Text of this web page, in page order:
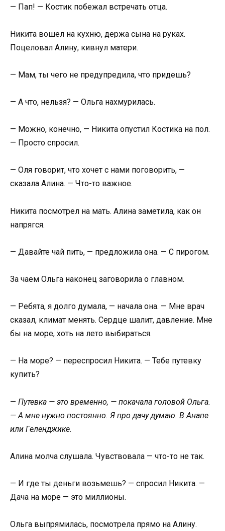
— Пап! — Костик побежал встречать отца.
Никита вошел на кухню, держа сына на руках.
Поцеловал Алину, кивнул матери.
— Мам, ты чего не предупредила, что придешь?
— А что, нельзя? — Ольга нахмурилась.
— Можно, конечно, — Никита опустил Костика на пол.
— Просто спросил.
— Оля говорит, что хочет с нами поговорить, —
сказала Алина. — Что-то важное.
Никита посмотрел на мать. Алина заметила, как он
напрягся.
— Давайте чай пить, — предложила она. — С пирогом.
За чаем Ольга наконец заговорила о главном.
— Ребята, я долго думала, — начала она. — Мне врач
сказал, климат менять. Сердце шалит, давление. Мне
бы на море, хоть на лето выбираться.
— На море? — переспросил Никита. — Тебе путевку
купить?
— Путевка — это временно, — покачала головой Ольга.
— А мне нужно постоянно. Я про дачу думаю. В Анапе
или Геленджике.
Алина молча слушала. Чувствовала — что-то не так.
— И где ты деньги возьмешь? — спросил Никита. —
Дача на море — это миллионы.
Ольга выпрямилась, посмотрела прямо на Алину.